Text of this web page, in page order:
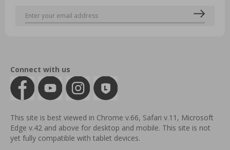
Connect with us
This site is best viewed in Chrome v.66, Safari v.11, Microsoft
Edge v.42 and above for desktop and mobile. This site is not
yet fully compatible with tablet devices.